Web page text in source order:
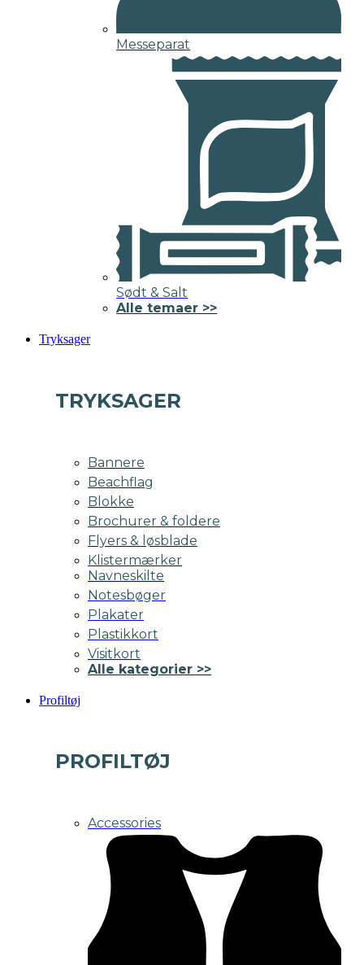
Messeparat
Sødt & Salt
Alle temaer >>
Tryksager
TRYKSAGER
Bannere
Beachflag
Blokke
Brochurer & foldere
Flyers & løsblade
Klistermærker
Navneskilte
Notesbøger
Plakater
Plastikkort
Visitkort
Alle kategorier >>
Profiltøj
PROFILTØJ
Accessories